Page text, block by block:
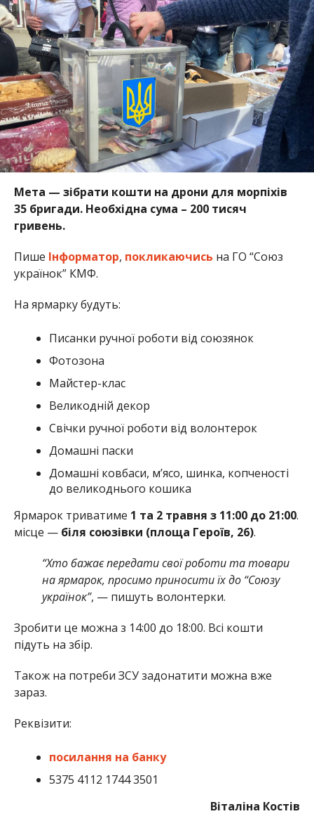
Мета — зібрати кошти на дрони для морпіхів
35 бригади. Необхідна сума – 200 тисяч
гривень.
Пише Інформатор, покликаючись на ГО “Союз
українок” КМФ.
На ярмарку будуть:
Писанки ручної роботи від союзянок
Фотозона
Майстер-клас
Великодній декор
Свічки ручної роботи від волонтерок
Домашні паски
Домашні ковбаси, м’ясо, шинка, копченості
до великоднього кошика
Ярмарок триватиме 1 та 2 травня з 11:00 до 21:00.
місце — біля союзівки (площа Героїв, 26).
“Хто бажає передати свої роботи та товари
на ярмарок, просимо приносити їх до “Союзу
українок”, — пишуть волонтерки.
Зробити це можна з 14:00 до 18:00. Всі кошти
підуть на збір.
Також на потреби ЗСУ задонатити можна вже
зараз.
Реквізити:
посилання на банку
5375 4112 1744 3501
Віталіна Костів